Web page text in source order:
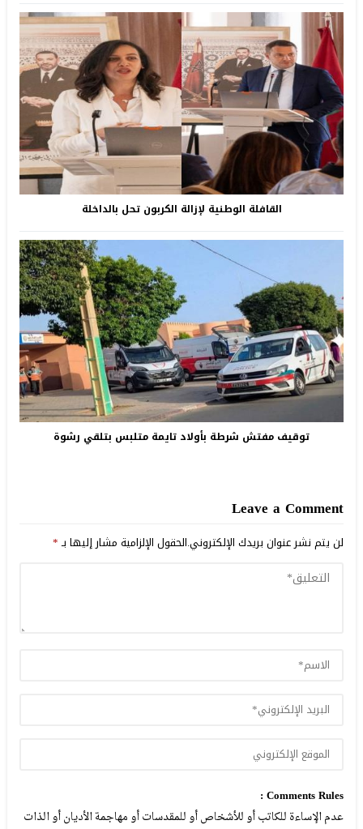
القافلة الوطنية لإزالة الكربون تحل بالداخلة
توقيف مفتش شرطة بأولاد تايمة متلبس بتلقي رشوة
Leave a Comment
لن يتم نشر عنوان بريدك الإلكتروني.الحقول الإلزامية مشار إليها بـ*
Comments Rules :
عدم الإساءة للكاتب أو للأشخاص أو للمقدسات أو مهاجمة الأديان أو الذات